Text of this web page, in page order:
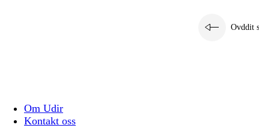
Ovddit
Om Udir
Kontakt oss